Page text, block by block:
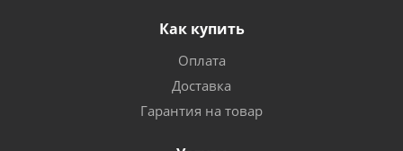
Как купить
Оплата
Доставка
Гарантия на товар